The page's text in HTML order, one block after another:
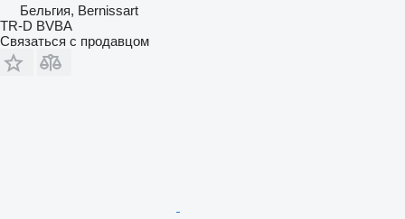
Бельгия, Bernissart
TR-D BVBA
Связаться с продавцом